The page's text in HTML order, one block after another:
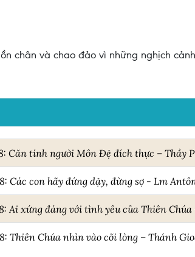
chân và chao đảo vì những nghịch
Căn tính người Môn Đệ đích thực – Thầy
Các con hãy đứng dậy, đừng sợ - Lm
Ai xứng đáng với tình yêu của Thiên
Thiên Chúa nhìn vào cõi lòng – Thánh